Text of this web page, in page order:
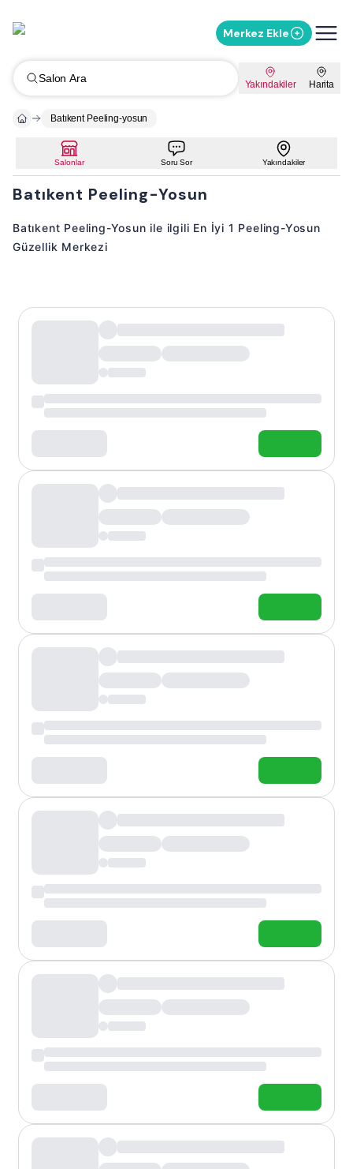
Merkez Ekle
Salon Ara Yakındakiler Harita
Batıkent Peeling-yosun
Salonlar Soru Sor Yakındakiler
Batıkent Peeling-Yosun
Batıkent Peeling-Yosun ile ilgili En İyi 1 Peeling-Yosun
Güzellik Merkezi